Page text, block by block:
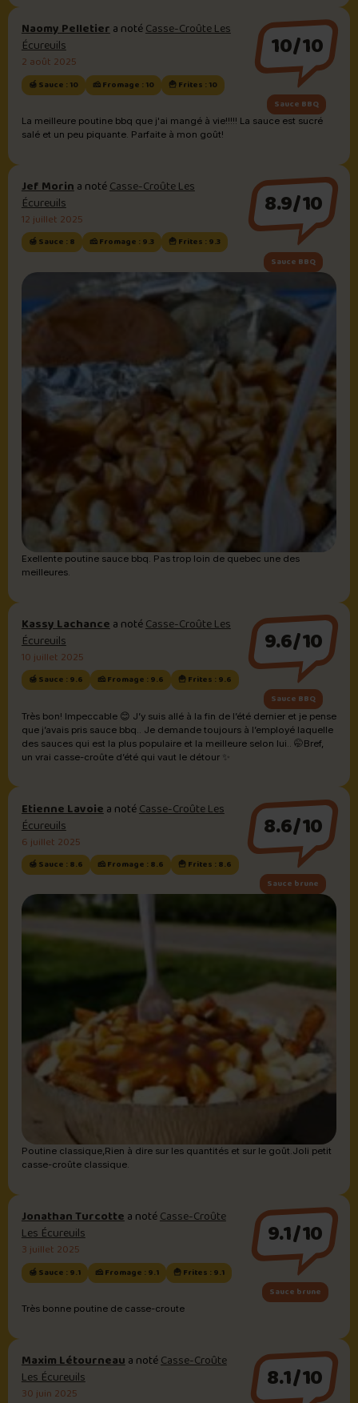
Naomy Pelletiera notéCasse-Croûte Les
Écureuils
2 août 2025
🍯 Sauce : 10 🧀 Fromage : 10 🍟 Frites : 10
10/10
Sauce BBQ
La meilleure poutine bbq que j'ai mangé à vie!!!!! La sauce est sucré
salé et un peu piquante. Parfaite à mon goût!
Jef Morina notéCasse-Croûte Les
Écureuils
12 juillet 2025
🍯 Sauce : 8 🧀 Fromage : 9.3 🍟 Frites : 9.3
8.9/10
Sauce BBQ
Exellente poutine sauce bbq. Pas trop loin de quebec une des
meilleures.
Kassy Lachancea notéCasse-Croûte Les
Écureuils
10 juillet 2025
🍯 Sauce : 9.6 🧀 Fromage : 9.6 🍟 Frites : 9.6
9.6/10
Sauce BBQ
Très bon! Impeccable 😊 J’y suis allé à la fin de l’été dernier et je pense
que j’avais pris sauce bbq.. Je demande toujours à l’employé laquelle
des sauces qui est la plus populaire et la meilleure selon lui.. 🤭Bref,
un vrai casse-croûte d’été qui vaut le détour ✨
Etienne Lavoiea notéCasse-Croûte Les
Écureuils
6 juillet 2025
🍯 Sauce : 8.6 🧀 Fromage : 8.6 🍟 Frites : 8.6
8.6/10
Sauce brune
Poutine classique,Rien à dire sur les quantités et sur le goût.Joli petit
casse-croûte classique.
Jonathan Turcottea notéCasse-Croûte
Les Écureuils
3 juillet 2025
🍯 Sauce : 9.1 🧀 Fromage : 9.1 🍟 Frites : 9.1
9.1/10
Sauce brune
Très bonne poutine de casse-croute
Maxim Létourneaua notéCasse-Croûte
Les Écureuils
30 juin 2025 8.1/10